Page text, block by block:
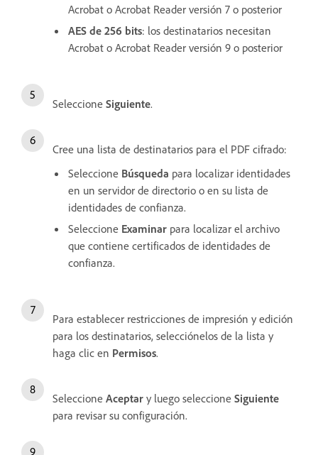
Acrobat o Acrobat Reader versión 7 o posterior
AES de 256 bits: los destinatarios necesitan
Acrobat o Acrobat Reader versión 9 o posterior
Seleccione Siguiente.
Cree una lista de destinatarios para el PDF cifrado:
Seleccione Búsqueda para localizar identidades
en un servidor de directorio o en su lista de
identidades de confianza.
Seleccione Examinar para localizar el archivo
que contiene certificados de identidades de
confianza.
Para establecer restricciones de impresión y edición
para los destinatarios, selecciónelos de la lista y
haga clic en Permisos.
Seleccione Aceptar y luego seleccione Siguiente
para revisar su configuración.